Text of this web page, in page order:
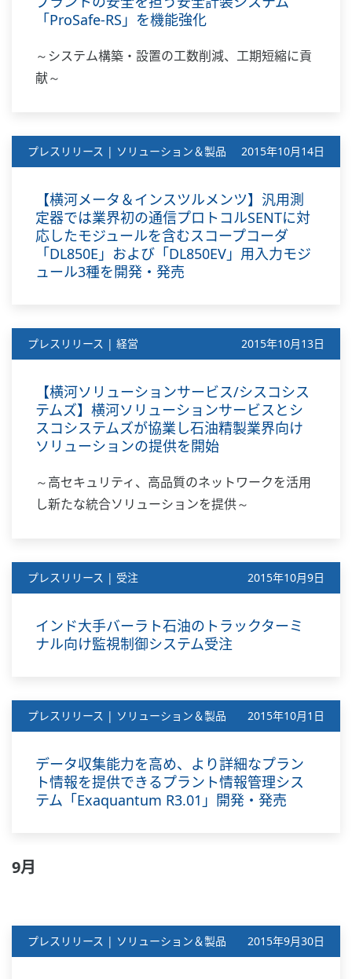
「ProSafe-RS」を機能強化
～システム構築・設置の工数削減、工期短縮に貢
献～
プレスリリース | ソリューション＆製品 2015年10月14日
【横河メータ＆インスツルメンツ】汎用測
定器では業界初の通信プロトコルSENTに対
応したモジュールを含むスコープコーダ
「DL850E」および「DL850EV」用入力モジ
ュール3種を開発・発売
プレスリリース | 経営 2015年10月13日
【横河ソリューションサービス/シスコシス
テムズ】横河ソリューションサービスとシ
スコシステムズが協業し石油精製業界向け
ソリューションの提供を開始
～高セキュリティ、高品質のネットワークを活用
し新たな統合ソリューションを提供～
プレスリリース | 受注 2015年10月9日
インド大手バーラト石油のトラックターミ
ナル向け監視制御システム受注
プレスリリース | ソリューション＆製品 2015年10月1日
データ収集能力を高め、より詳細なプラン
ト情報を提供できるプラント情報管理シス
テム「Exaquantum R3.01」開発・発売
9月
プレスリリース | ソリューション＆製品 2015年9月30日